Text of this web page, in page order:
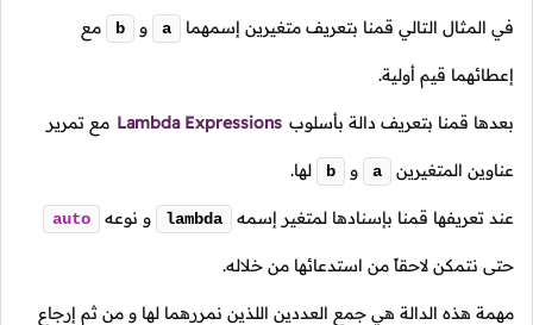
في المثال التالي قمنا بتعريف متغيرين إسمهما a و b مع
إعطائهما قيم أولية.
بعدها قمنا بتعريف دالة بأسلوب Lambda Expressions مع تمرير
عناوين المتغيرين a و b لها.
عند تعريفها قمنا بإسنادها لمتغير إسمه lambda و نوعه auto
حتى نتمكن لاحقاً من استدعائها من خلاله.
مهمة هذه الدالة هي جمع العددين اللذين نمررهما لها و من ثم إرجاع